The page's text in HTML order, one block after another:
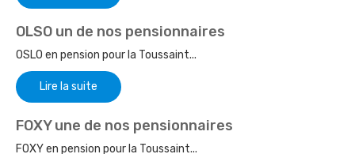
OLSO un de nos pensionnaires
OSLO en pension pour la Toussaint...
Lire la suite
FOXY une de nos pensionnaires
FOXY en pension pour la Toussaint...